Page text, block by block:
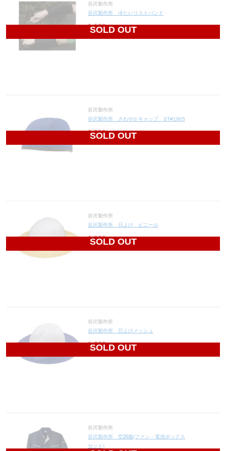
SOLD OUT
谷沢製作所
谷沢製作所 冷たいリストバンド
1,120 円(税込1,232円)
SOLD OUT
谷沢製作所
谷沢製作所 さわやかキャップ ST#1905
1,390 円(税込1,529円)
SOLD OUT
谷沢製作所
谷沢製作所 日よけ ビニール
1,060 円(税込1,166円)
SOLD OUT
谷沢製作所
谷沢製作所 日よけメッシュ
1,230 円(税込1,353円)
谷沢製作所
谷沢製作所 空調服(ファン・電池ボックス
セット)